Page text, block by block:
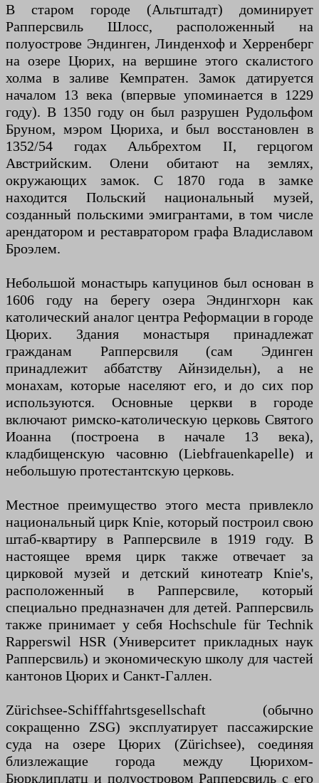
В старом городе (Альтштадт) доминирует
Рапперсвиль Шлосс, расположенный на
полуострове Эндинген, Линденхоф и Херренберг
на озере Цюрих, на вершине этого скалистого
холма в заливе Кемпратен. Замок датируется
началом 13 века (впервые упоминается в 1229
году). В 1350 году он был разрушен Рудольфом
Бруном, мэром Цюриха, и был восстановлен в
1352/54 годах Альбрехтом II, герцогом
Австрийским. Олени обитают на землях,
окружающих замок. С 1870 года в замке
находится Польский национальный музей,
созданный польскими эмигрантами, в том числе
арендатором и реставратором графа Владиславом
Броэлем.
Небольшой монастырь капуцинов был основан в
1606 году на берегу озера Эндингхорн как
католический аналог центра Реформации в городе
Цюрих. Здания монастыря принадлежат
гражданам Рапперсвиля (сам Эдинген
принадлежит аббатству Айнзидельн), а не
монахам, которые населяют его, и до сих пор
используются. Основные церкви в городе
включают римско-католическую церковь Святого
Иоанна (построена в начале 13 века),
кладбищенскую часовню (Liebfrauenkapelle) и
небольшую протестантскую церковь.
Местное преимущество этого места привлекло
национальный цирк Knie, который построил свою
штаб-квартиру в Рапперсвиле в 1919 году. В
настоящее время цирк также отвечает за
цирковой музей и детский кинотеатр Knie's,
расположенный в Рапперсвиле, который
специально предназначен для детей. Рапперсвиль
также принимает у себя Hochschule für Technik
Rapperswil HSR (Университет прикладных наук
Рапперсвиль) и экономическую школу для частей
кантонов Цюрих и Санкт-Галлен.
Zürichsee-Schifffahrtsgesellschaft (обычно
сокращенно ZSG) эксплуатирует пассажирские
суда на озере Цюрих (Zürichsee), соединяя
близлежащие города между Цюрихом-
Бюрклиплатц и полуостровом Рапперсвиль с его